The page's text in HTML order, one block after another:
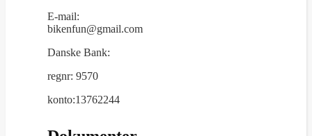
E-mail:
bikenfun@gmail.com
Danske Bank:
regnr: 9570
konto:13762244